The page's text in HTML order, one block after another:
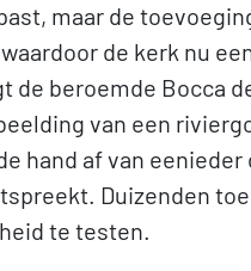
maar de
de kerk nu
de beroemde Bocca
van een
hand af van
Duizenden
te testen.